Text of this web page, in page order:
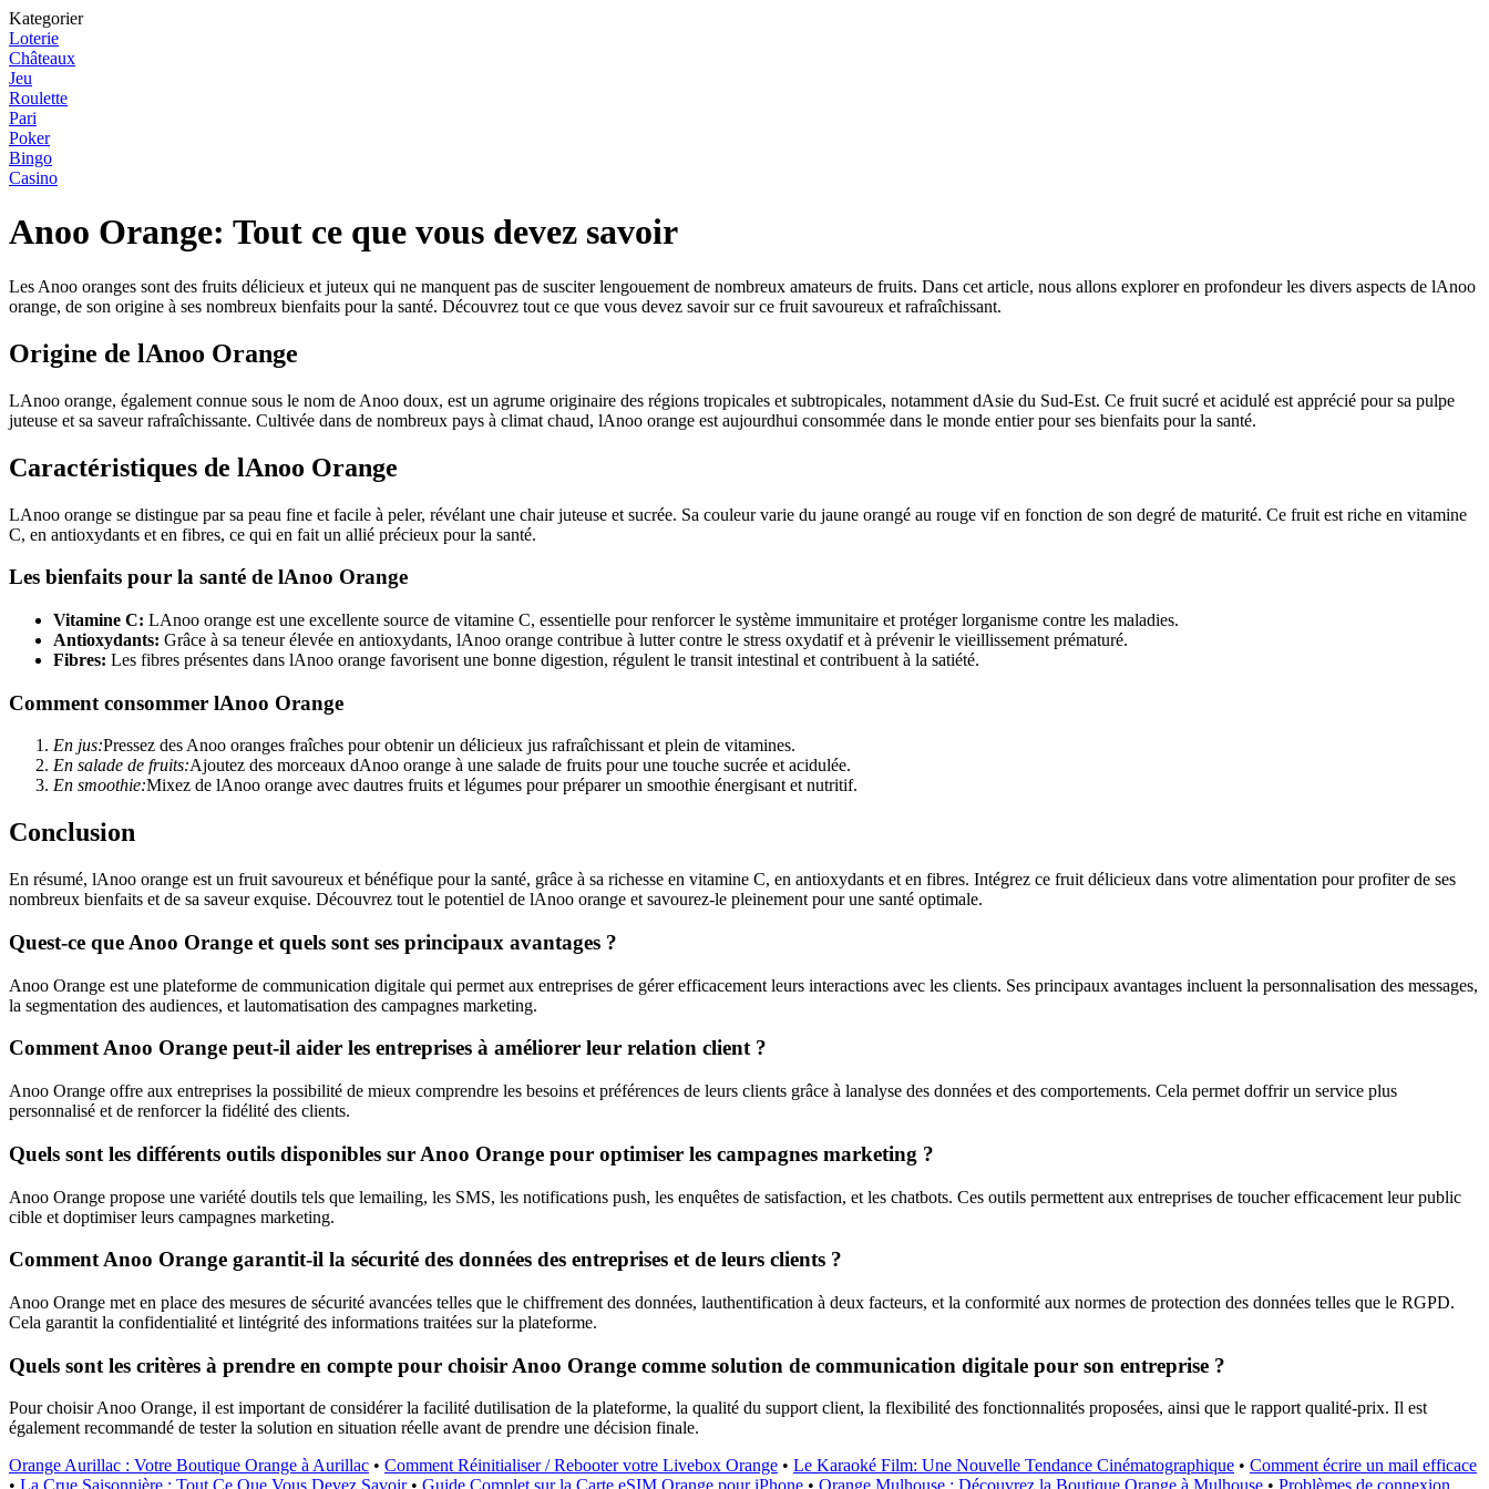
Kategorier
Loterie
Châteaux
Jeu
Roulette
Pari
Poker
Bingo
Casino
Anoo Orange: Tout ce que vous devez savoir
Les Anoo oranges sont des fruits délicieux et juteux qui ne manquent pas de susciter lengouement de nombreux amateurs de fruits. Dans cet article, nous allons explorer en profondeur les divers aspects de lAnoo
orange, de son origine à ses nombreux bienfaits pour la santé. Découvrez tout ce que vous devez savoir sur ce fruit savoureux et rafraîchissant.
Origine de lAnoo Orange
LAnoo orange, également connue sous le nom de Anoo doux, est un agrume originaire des régions tropicales et subtropicales, notamment dAsie du Sud-Est. Ce fruit sucré et acidulé est apprécié pour sa pulpe
juteuse et sa saveur rafraîchissante. Cultivée dans de nombreux pays à climat chaud, lAnoo orange est aujourdhui consommée dans le monde entier pour ses bienfaits pour la santé.
Caractéristiques de lAnoo Orange
LAnoo orange se distingue par sa peau fine et facile à peler, révélant une chair juteuse et sucrée. Sa couleur varie du jaune orangé au rouge vif en fonction de son degré de maturité. Ce fruit est riche en vitamine
C, en antioxydants et en fibres, ce qui en fait un allié précieux pour la santé.
Les bienfaits pour la santé de lAnoo Orange
Vitamine C: LAnoo orange est une excellente source de vitamine C, essentielle pour renforcer le système immunitaire et protéger lorganisme contre les maladies.
Antioxydants: Grâce à sa teneur élevée en antioxydants, lAnoo orange contribue à lutter contre le stress oxydatif et à prévenir le vieillissement prématuré.
Fibres: Les fibres présentes dans lAnoo orange favorisent une bonne digestion, régulent le transit intestinal et contribuent à la satiété.
Comment consommer lAnoo Orange
En jus:Pressez des Anoo oranges fraîches pour obtenir un délicieux jus rafraîchissant et plein de vitamines.
En salade de fruits:Ajoutez des morceaux dAnoo orange à une salade de fruits pour une touche sucrée et acidulée.
En smoothie:Mixez de lAnoo orange avec dautres fruits et légumes pour préparer un smoothie énergisant et nutritif.
Conclusion
En résumé, lAnoo orange est un fruit savoureux et bénéfique pour la santé, grâce à sa richesse en vitamine C, en antioxydants et en fibres. Intégrez ce fruit délicieux dans votre alimentation pour profiter de ses
nombreux bienfaits et de sa saveur exquise. Découvrez tout le potentiel de lAnoo orange et savourez-le pleinement pour une santé optimale.
Quest-ce que Anoo Orange et quels sont ses principaux avantages ?
Anoo Orange est une plateforme de communication digitale qui permet aux entreprises de gérer efficacement leurs interactions avec les clients. Ses principaux avantages incluent la personnalisation des messages,
la segmentation des audiences, et lautomatisation des campagnes marketing.
Comment Anoo Orange peut-il aider les entreprises à améliorer leur relation client ?
Anoo Orange offre aux entreprises la possibilité de mieux comprendre les besoins et préférences de leurs clients grâce à lanalyse des données et des comportements. Cela permet doffrir un service plus
personnalisé et de renforcer la fidélité des clients.
Quels sont les différents outils disponibles sur Anoo Orange pour optimiser les campagnes marketing ?
Anoo Orange propose une variété doutils tels que lemailing, les SMS, les notifications push, les enquêtes de satisfaction, et les chatbots. Ces outils permettent aux entreprises de toucher efficacement leur public
cible et doptimiser leurs campagnes marketing.
Comment Anoo Orange garantit-il la sécurité des données des entreprises et de leurs clients ?
Anoo Orange met en place des mesures de sécurité avancées telles que le chiffrement des données, lauthentification à deux facteurs, et la conformité aux normes de protection des données telles que le RGPD.
Cela garantit la confidentialité et lintégrité des informations traitées sur la plateforme.
Quels sont les critères à prendre en compte pour choisir Anoo Orange comme solution de communication digitale pour son entreprise ?
Pour choisir Anoo Orange, il est important de considérer la facilité dutilisation de la plateforme, la qualité du support client, la flexibilité des fonctionnalités proposées, ainsi que le rapport qualité-prix. Il est
également recommandé de tester la solution en situation réelle avant de prendre une décision finale.
Orange Aurillac : Votre Boutique Orange à Aurillac • Comment Réinitialiser / Rebooter votre Livebox Orange • Le Karaoké Film: Une Nouvelle Tendance Cinématographique • Comment écrire un mail efficace